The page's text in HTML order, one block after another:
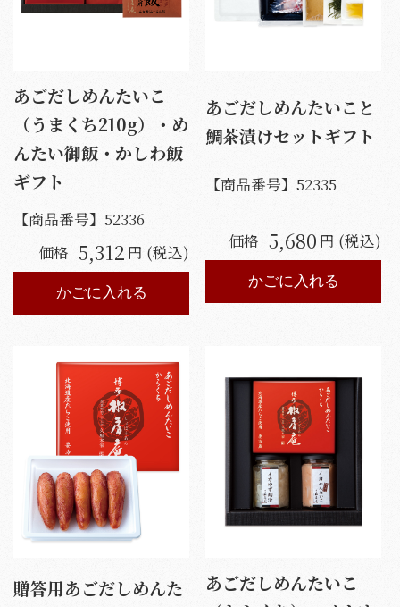
あごだしめんたいこ
（うまくち210g）・め
んたい御飯・かしわ飯
ギフト
【商品番号】 52336
価格 5,312 円 (税込)
かごに入れる
あごだしめんたいこと
鯛茶漬けセットギフト
【商品番号】52335
価格 5,680 円 (税込)
かごに入れる
贈答用あごだしめんた
あごだしめんたいこ